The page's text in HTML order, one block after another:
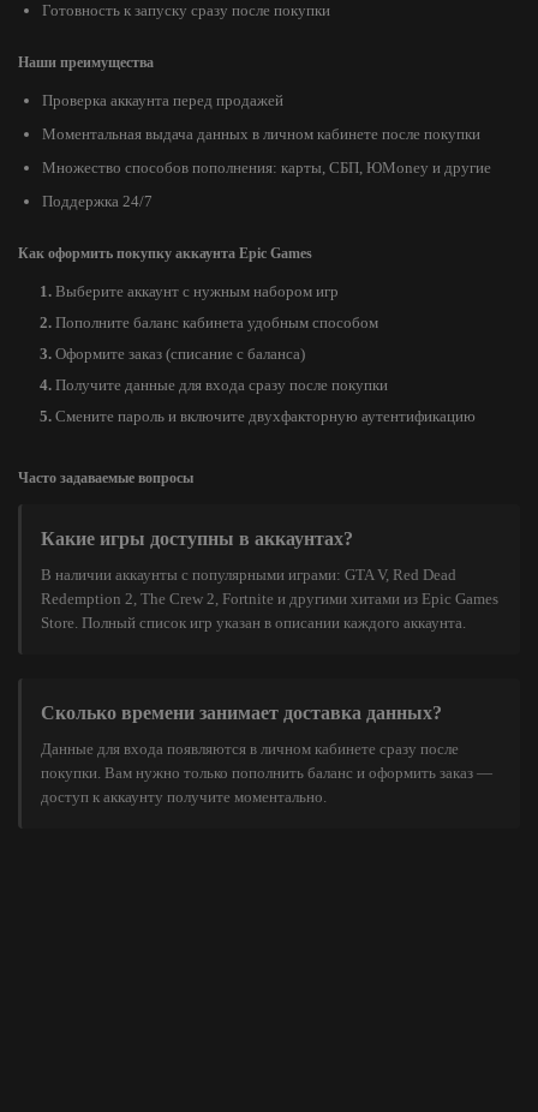
Готовность к запуску сразу после покупки
Наши преимущества
Проверка аккаунта перед продажей
Моментальная выдача данных в личном кабинете после покупки
Множество способов пополнения: карты, СБП, ЮMoney и другие
Поддержка 24/7
Как оформить покупку аккаунта Epic Games
Выберите аккаунт с нужным набором игр
Пополните баланс кабинета удобным способом
Оформите заказ (списание с баланса)
Получите данные для входа сразу после покупки
Смените пароль и включите двухфакторную аутентификацию
Часто задаваемые вопросы
Какие игры доступны в аккаунтах?
В наличии аккаунты с популярными играми: GTA V, Red Dead
Redemption 2, The Crew 2, Fortnite и другими хитами из Epic Games
Store. Полный список игр указан в описании каждого аккаунта.
Сколько времени занимает доставка данных?
Данные для входа появляются в личном кабинете сразу после
покупки. Вам нужно только пополнить баланс и оформить заказ —
доступ к аккаунту получите моментально.